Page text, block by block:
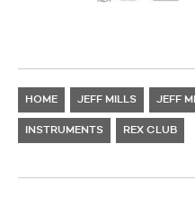
HOME JEFF MILLS JEFF
INSTRUMENTS REX CLUB